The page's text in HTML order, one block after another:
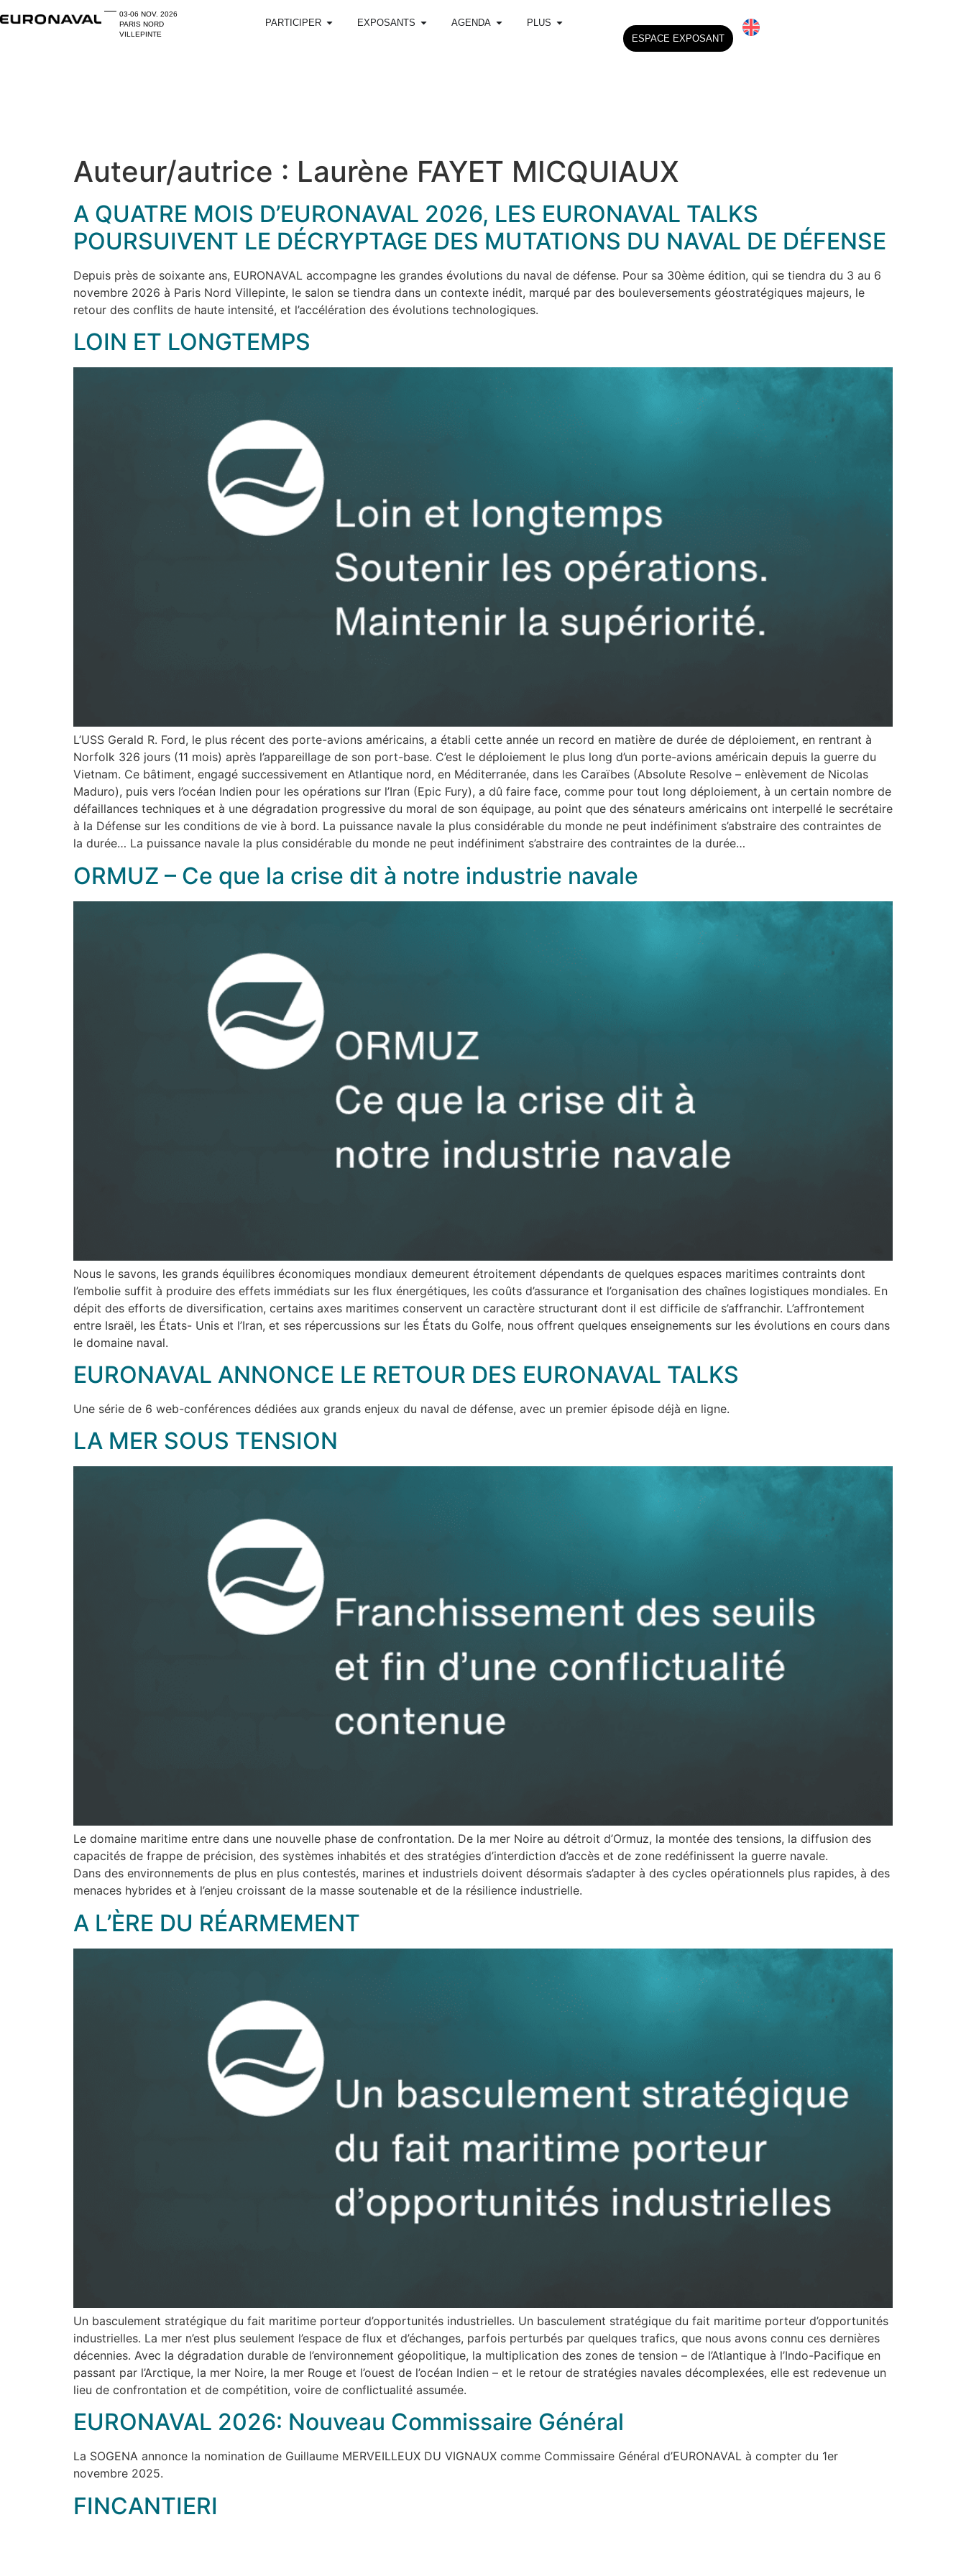
03-06 NOV. 2026
PARIS NORD
VILLEPINTE
PARTICIPER EXPOSANTS AGENDA
PLUS
ESPACE EXPOSANT
Auteur/autrice : Laurène FAYET MICQUIAUX
A QUATRE MOIS D’EURONAVAL 2026, LES EURONAVAL TALKS
POURSUIVENT LE DÉCRYPTAGE DES MUTATIONS DU NAVAL DE DÉFENSE
Depuis près de soixante ans, EURONAVAL accompagne les grandes évolutions du naval de défense. Pour sa 30ème édition, qui se tiendra du 3 au 6
novembre 2026 à Paris Nord Villepinte, le salon se tiendra dans un contexte inédit, marqué par des bouleversements géostratégiques majeurs, le
retour des conflits de haute intensité, et l’accélération des évolutions technologiques.
LOIN ET LONGTEMPS
L’USS Gerald R. Ford, le plus récent des porte-avions américains, a établi cette année un record en matière de durée de déploiement, en rentrant à
Norfolk 326 jours (11 mois) après l’appareillage de son port-base. C’est le déploiement le plus long d’un porte-avions américain depuis la guerre du
Vietnam. Ce bâtiment, engagé successivement en Atlantique nord, en Méditerranée, dans les Caraïbes (Absolute Resolve – enlèvement de Nicolas
Maduro), puis vers l’océan Indien pour les opérations sur l’Iran (Epic Fury), a dû faire face, comme pour tout long déploiement, à un certain nombre de
défaillances techniques et à une dégradation progressive du moral de son équipage, au point que des sénateurs américains ont interpellé le secrétaire
à la Défense sur les conditions de vie à bord. La puissance navale la plus considérable du monde ne peut indéfiniment s’abstraire des contraintes de
la durée… La puissance navale la plus considérable du monde ne peut indéfiniment s’abstraire des contraintes de la durée…
ORMUZ – Ce que la crise dit à notre industrie navale
Nous le savons, les grands équilibres économiques mondiaux demeurent étroitement dépendants de quelques espaces maritimes contraints dont
l’embolie suffit à produire des effets immédiats sur les flux énergétiques, les coûts d’assurance et l’organisation des chaînes logistiques mondiales. En
dépit des efforts de diversification, certains axes maritimes conservent un caractère structurant dont il est difficile de s’affranchir. L’affrontement
entre Israël, les États- Unis et l’Iran, et ses répercussions sur les États du Golfe, nous offrent quelques enseignements sur les évolutions en cours dans
le domaine naval.
EURONAVAL ANNONCE LE RETOUR DES EURONAVAL TALKS
Une série de 6 web-conférences dédiées aux grands enjeux du naval de défense, avec un premier épisode déjà en ligne.
LA MER SOUS TENSION
Le domaine maritime entre dans une nouvelle phase de confrontation. De la mer Noire au détroit d’Ormuz, la montée des tensions, la diffusion des
capacités de frappe de précision, des systèmes inhabités et des stratégies d’interdiction d’accès et de zone redéfinissent la guerre navale.
Dans des environnements de plus en plus contestés, marines et industriels doivent désormais s’adapter à des cycles opérationnels plus rapides, à des
menaces hybrides et à l’enjeu croissant de la masse soutenable et de la résilience industrielle.
A L’ÈRE DU RÉARMEMENT
Un basculement stratégique du fait maritime porteur d’opportunités industrielles. Un basculement stratégique du fait maritime porteur d’opportunités
industrielles. La mer n’est plus seulement l’espace de flux et d’échanges, parfois perturbés par quelques trafics, que nous avons connu ces dernières
décennies. Avec la dégradation durable de l’environnement géopolitique, la multiplication des zones de tension – de l’Atlantique à l’Indo-Pacifique en
passant par l’Arctique, la mer Noire, la mer Rouge et l’ouest de l’océan Indien – et le retour de stratégies navales décomplexées, elle est redevenue un
lieu de confrontation et de compétition, voire de conflictualité assumée.
EURONAVAL 2026: Nouveau Commissaire Général
La SOGENA annonce la nomination de Guillaume MERVEILLEUX DU VIGNAUX comme Commissaire Général d’EURONAVAL à compter du 1er
novembre 2025.
FINCANTIERI